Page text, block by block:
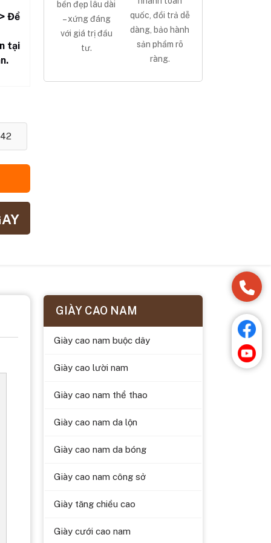
Để
tại
42
bền đẹp lâu dài
– xứng đáng
với giá trị đầu
tư.
quốc, đổi trả dễ
dàng, bảo hành
sản phẩm rõ
ràng.
GIÀY CAO NAM
Giày cao nam buộc dây
Giày cao lười nam
Giày cao nam thể thao
Giày cao nam da lộn
Giày cao nam da bóng
Giày cao nam công sở
Giày tăng chiều cao
Giày cưới cao nam